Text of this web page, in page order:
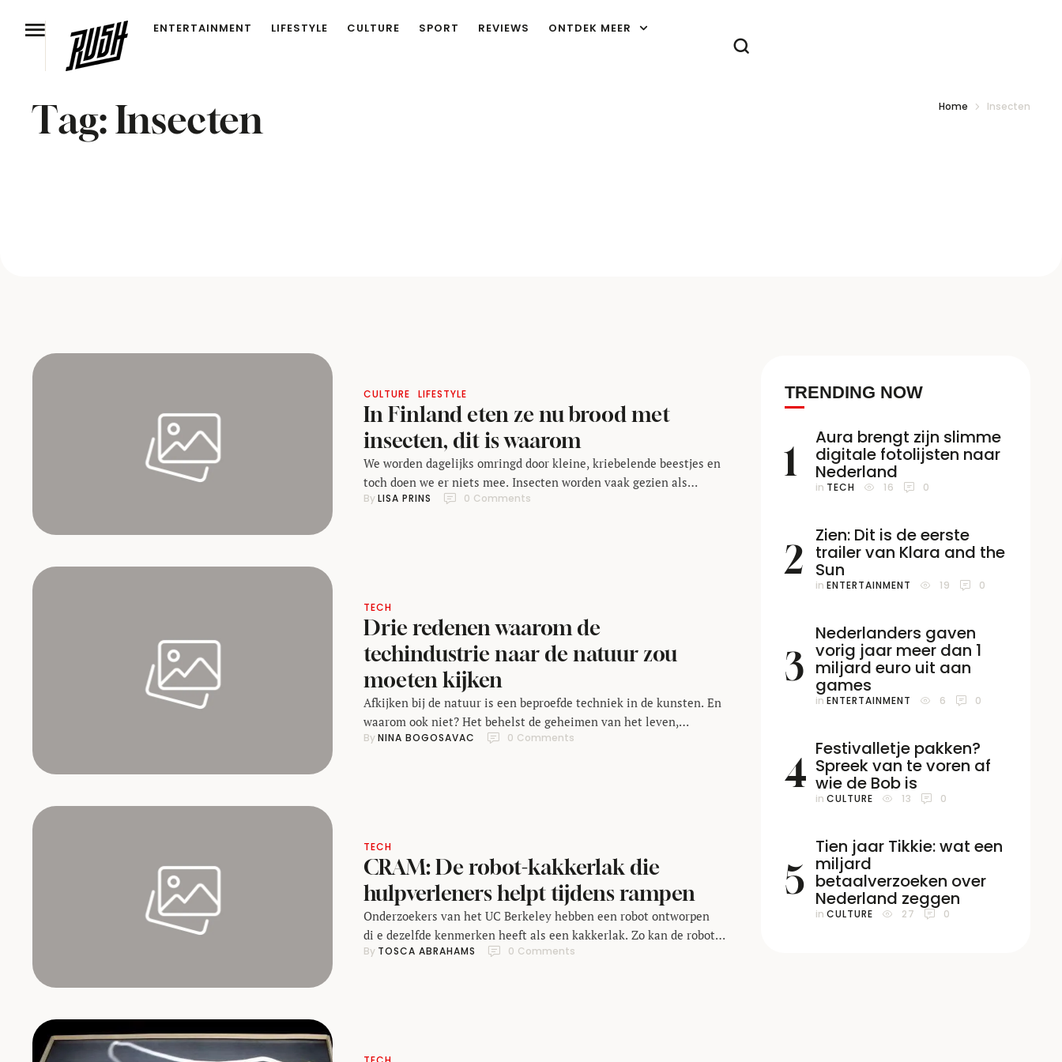
ENTERTAINMENT LIFESTYLE CULTURE SPORT REVIEWS ONTDEK MEER
Tag:Insecten Home Insecten
CULTURE LIFESTYLE
In Finland eten ze nu brood met
insecten, dit is waarom
We worden dagelijks omringd door kleine, kriebelende beestjes en
toch doen we er niets mee. Insecten worden vaak gezien als
irritante schepsels, die alleen op de wereld zijn gekomen om jouw
By LISA PRINS 0 Comments
TECH
Drie redenen waarom de
techindustrie naar de natuur zou
moeten kijken
Afkijken bij de natuur is een beproefde techniek in de kunsten. En
waarom ook niet? Het behelst de geheimen van het leven,
schoonheid en overleven. Survival of the fittest is alleen een
By NINA BOGOSAVAC 0 Comments
TECH
CRAM: De robot-kakkerlak die
hulpverleners helpt tijdens rampen
Onderzoekers van het UC Berkeley hebben een robot ontworpen
di e dezelfde kenmerken heeft als een kakkerlak. Zo kan de robot
bijvoorbeeld door miniscule openingen heenkruipen en heeft hij
By TOSCA ABRAHAMS 0 Comments
TRENDING NOW
1
Aura brengt zijn slimme
digitale fotolijsten naar
Nederland
in TECH 16 0
2
Zien: Dit is de eerste
trailer van Klara and the
Sun
in ENTERTAINMENT 19 0
3
Nederlanders gaven
vorig jaar meer dan 1
miljard euro uit aan
games
in ENTERTAINMENT 6 0
4
Festivalletje pakken?
Spreek van te voren af
wie de Bob is
in CULTURE 13 0
5
Tien jaar Tikkie: wat een
miljard
betaalverzoeken over
Nederland zeggen
in CULTURE 27 0